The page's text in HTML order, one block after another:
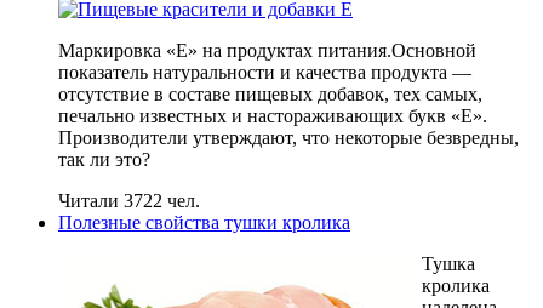
Маркировка «Е» на продуктах питания.Основной
показатель натуральности и качества продукта —
отсутствие в составе пищевых добавок, тех самых,
печально известных и настораживающих букв «Е».
Производители утверждают, что некоторые безвредны,
так ли это?
Читали 3722 чел.
Полезные свойства тушки кролика
Тушка
кролика